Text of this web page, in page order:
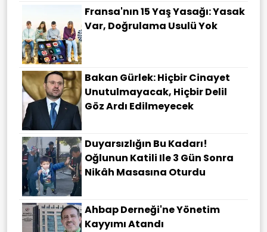
Fransa'nın 15 Yaş Yasağı: Yasak
Var, Doğrulama Usulü Yok
Bakan Gürlek: Hiçbir Cinayet
Unutulmayacak, Hiçbir Delil
Göz Ardı Edilmeyecek
Duyarsızlığın Bu Kadarı!
Oğlunun Katili Ile 3 Gün Sonra
Nikâh Masasına Oturdu
Ahbap Derneği'ne Yönetim
Kayyımı Atandı